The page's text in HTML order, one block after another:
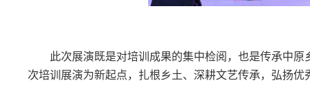
此次展演既是对培训成果的集中检阅，也是传承中
次培训展演为新起点，扎根乡土、深耕文艺传承，弘扬